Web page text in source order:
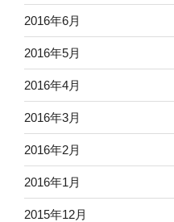
2016年6月
2016年5月
2016年4月
2016年3月
2016年2月
2016年1月
2015年12月